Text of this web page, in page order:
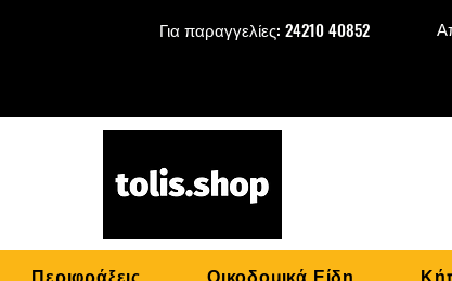
Για παραγγελίες: 24210 40852